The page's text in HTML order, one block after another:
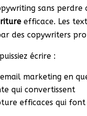
sans
efficace. Les
des copywriters
écrire :
marketing en
qui convertissent
efficaces qui